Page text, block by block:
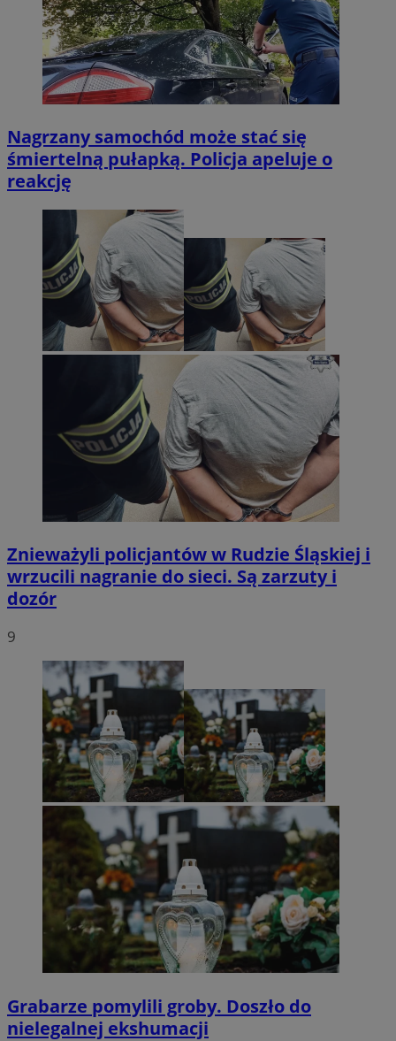
Nagrzany samochód może stać się
śmiertelną pułapką. Policja apeluje o
reakcję
Znieważyli policjantów w Rudzie Śląskiej i
wrzucili nagranie do sieci. Są zarzuty i
dozór
9
Grabarze pomylili groby. Doszło do
nielegalnej ekshumacji